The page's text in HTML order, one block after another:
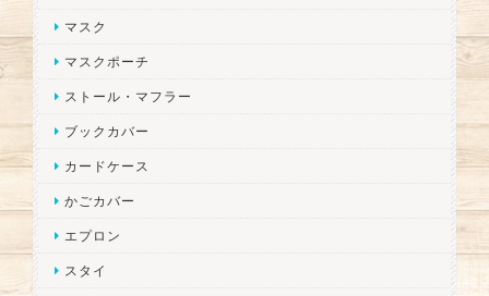
マスク
マスクポーチ
ストール・マフラー
ブックカバー
カードケース
かごカバー
エプロン
スタイ